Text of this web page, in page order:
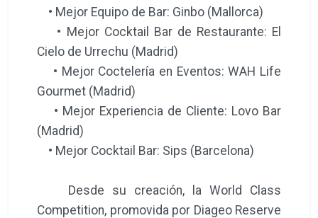
• Mejor Equipo de Bar: Ginbo (Mallorca)
• Mejor Cocktail Bar de Restaurante: El
Cielo de Urrechu (Madrid)
• Mejor Coctelería en Eventos: WAH Life
Gourmet (Madrid)
• Mejor Experiencia de Cliente: Lovo Bar
(Madrid)
• Mejor Cocktail Bar: Sips (Barcelona)
Desde su creación, la World Class
Competition, promovida por Diageo Reserve